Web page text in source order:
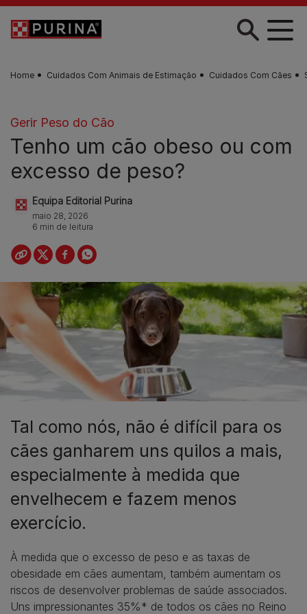
Skip to main content
Home Cuidados Com Animais de Estimação Cuidados Com Cães
Gerir Peso do Cão
Tenho um cão obeso ou com
excesso de peso?
Equipa Editorial Purina
maio 28, 2026
6 min de leitura
Tal como nós, não é difícil para os
cães ganharem uns quilos a mais,
especialmente à medida que
envelhecem e fazem menos
exercício.
À medida que o excesso de peso e as taxas de
obesidade em cães aumentam, também aumentam os
riscos de desenvolver problemas de saúde associados.
Uns impressionantes 35%* de todos os cães no Reino